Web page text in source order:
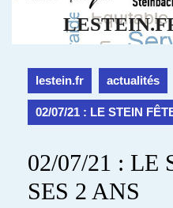
lestein.fr actualités
02/07/21 : LE STEIN
02/07/21 : LE
SES 2 ANS